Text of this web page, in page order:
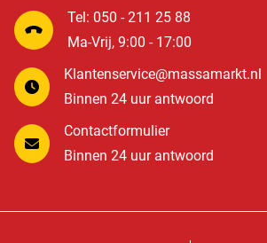
Tel: 050 - 211 25 88
Ma-Vrij, 9:00 - 17:00
Klantenservice@massamarkt.nl
Binnen 24 uur antwoord
Contactformulier
Binnen 24 uur antwoord